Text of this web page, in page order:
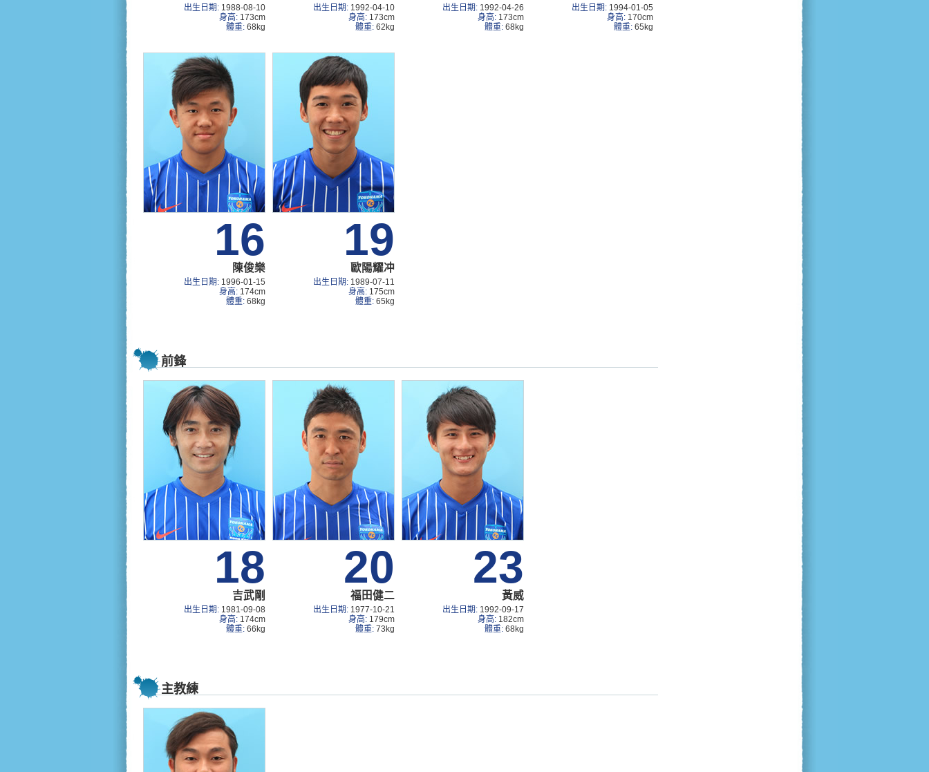
出生日期: 1988-08-10
身高: 173cm
體重: 68kg
出生日期: 1992-04-10
身高: 173cm
體重: 62kg
出生日期: 1992-04-26
身高: 173cm
體重: 68kg
出生日期: 1994-01-05
身高: 170cm
體重: 65kg
16
陳俊樂
出生日期: 1996-01-15
身高: 174cm
體重: 68kg
19
歐陽耀冲
出生日期: 1989-07-11
身高: 175cm
體重: 65kg
前鋒
18
吉武剛
出生日期: 1981-09-08
身高: 174cm
體重: 66kg
20
福田健二
出生日期: 1977-10-21
身高: 179cm
體重: 73kg
23
黃威
出生日期: 1992-09-17
身高: 182cm
體重: 68kg
主教練